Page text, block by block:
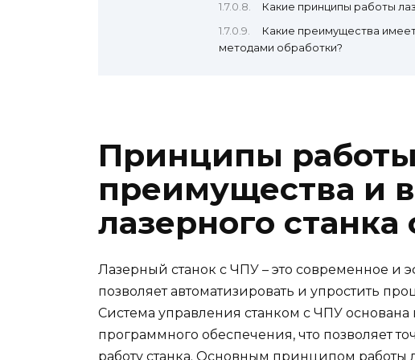
Какие принципы работы
Какие преимущества
методами обработки?
Принципы
преимущества и
лазерного
Лазерный станок с ЧПУ – это современное и
позволяет автоматизировать и упростить
Система управления станком с ЧПУ
программного обеспечения, что позволяет
работу станка. Основным принципом работы